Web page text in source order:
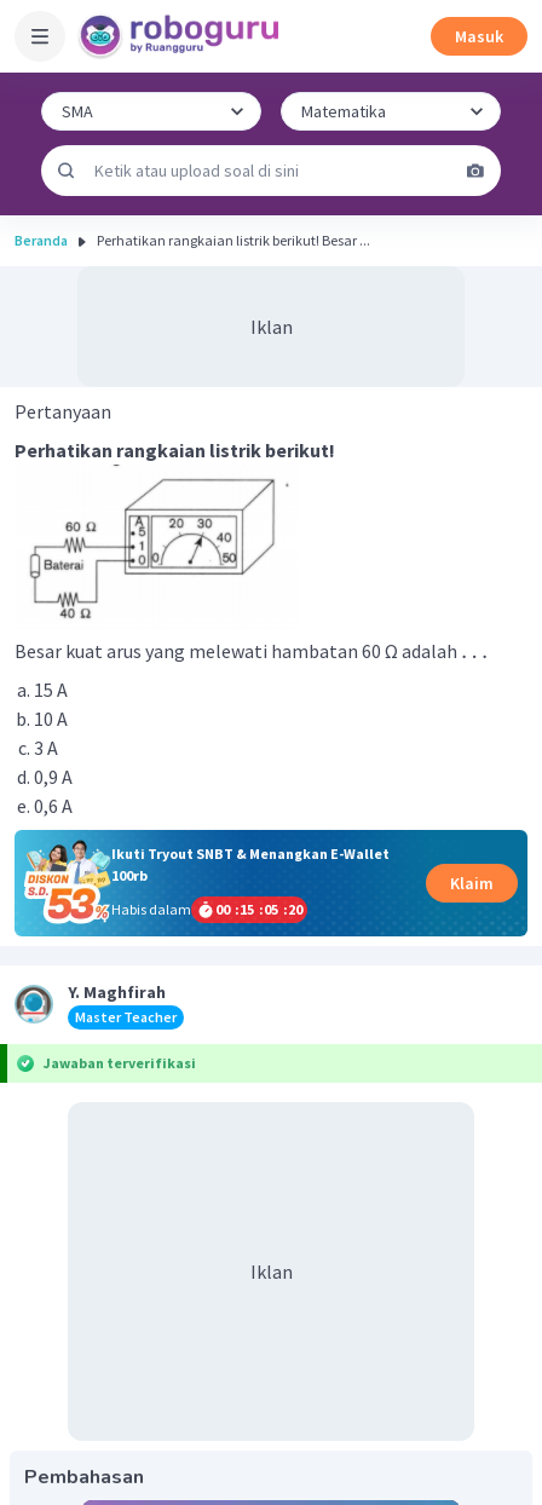
Masuk
Beranda Perhatikan rangkaian listrik berikut! Besar ...
Iklan
Pertanyaan
Perhatikan rangkaian listrik berikut!
Besar kuat arus yang melewati hambatan 60 Ω adalah …
15 A
10 A
3 A
0,9 A
0,6 A
Ikuti Tryout SNBT & Menangkan E-Wallet
100rb
Habis dalam
00 :15 :05 :20
Klaim
Y. Maghfirah
Master Teacher
Jawaban terverifikasi
Iklan
Pembahasan